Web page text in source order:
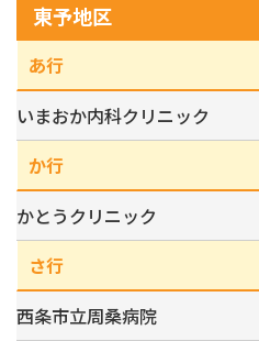
東予地区
あ行
いまおか内科クリニック
か行
かとうクリニック
さ行
西条市立周桑病院